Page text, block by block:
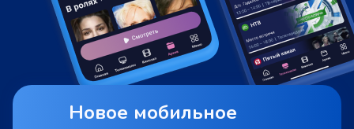
Новое мобильное